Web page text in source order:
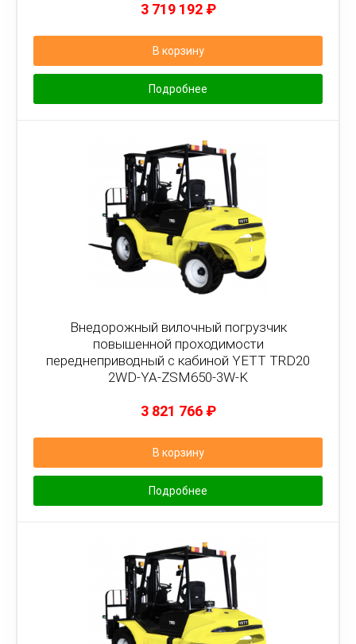
3 719 192 ₽
В корзину
Подробнее
Внедорожный вилочный погрузчик
повышенной проходимости
переднеприводный с кабиной YETT TRD20
2WD-YA-ZSM650-3W-K
3 821 766 ₽
В корзину
Подробнее